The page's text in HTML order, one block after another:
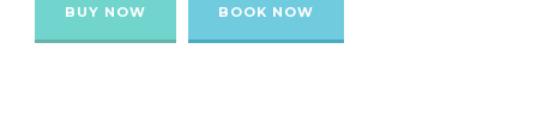
BUY NOW BOOK NOW